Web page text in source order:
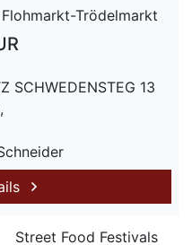
Flohmarkt-Trödelmarkt
SCHWEDENSTEG 13
Street Food Festivals